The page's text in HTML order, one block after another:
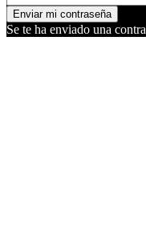
Se te ha enviado una